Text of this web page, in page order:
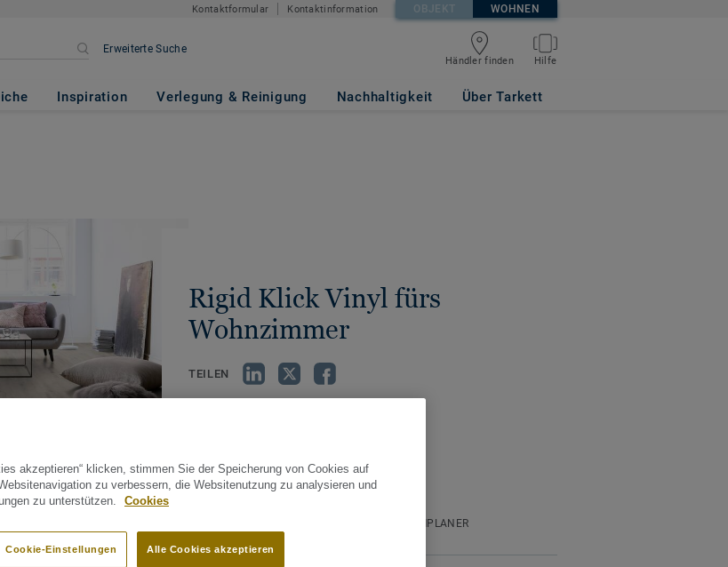
Kontaktformular Kontaktinformation OBJEKT WOHNEN
Erweiterte Suche
Händler finden Hilfe
Inspiration Verlegung & Reinigung Nachhaltigkeit Über Tarkett
Rigid Klick Vinyl fürs
Wohnzimmer
TEILEN
RAUMPLANER
akzeptieren“ klicken, stimmen Sie der Speicherung von Cookies auf
zu verbessern, die Websitenutzung zu analysieren und
zu unterstützen.
Cookies
Alle Cookies akzeptieren
Cookie-Einstellungen